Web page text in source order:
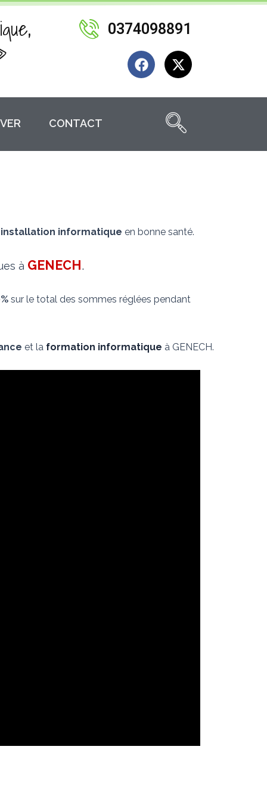
0374098891
F
a
e
k
X
-
w
i
t
e
CONTACT
informatique en bonne santé.
à GENECH .
sur le total des sommes réglées pendant
et la formation informatique à GENECH.